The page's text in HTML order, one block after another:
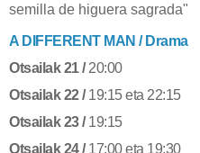
semilla de higuera sagrada"
A DIFFERENT MAN / Drama
Otsailak 21 /20:00
Otsailak 22 /19:15 eta 22:15
Otsailak 23 /19:15
Otsailak 24 /17:00 eta 19:30